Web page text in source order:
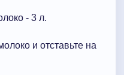
- 3 л.
и отставьте на